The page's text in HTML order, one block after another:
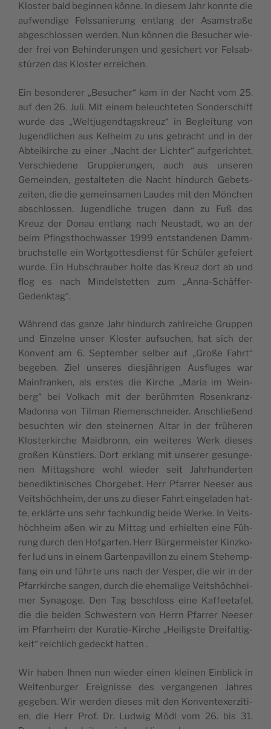
Klos­ter bald begin­nen kön­ne. In die­sem Jahr konn­te die
auf­wen­di­ge Fels­sa­nie­rung ent­lang der Asam­stra­ße
abge­schlos­sen wer­den. Nun kön­nen die Besu­cher wie­
der frei von Behin­de­run­gen und gesi­chert vor Fels­ab­
stür­zen das Klos­ter erreichen.
Ein beson­de­rer „Besu­cher“ kam in der Nacht vom 25.
auf den 26. Juli. Mit einem beleuch­te­ten Son­der­schiff
wur­de das „Welt­ju­gend­tags­kreuz“ in Beglei­tung von
Jugend­li­chen aus Kel­heim zu uns gebracht und in der
Abtei­kir­che zu einer „Nacht der Lich­ter“ auf­ge­rich­tet.
Ver­schie­de­ne Grup­pie­run­gen, auch aus unse­ren
Gemein­den, gestal­te­ten die Nacht hin­durch Gebets­
zei­ten, die die gemein­sa­men Lau­des mit den Mön­chen
abschlos­sen. Jugend­li­che tru­gen dann zu Fuß das
Kreuz der Donau ent­lang nach Neu­stadt, wo an der
beim Pfingst­hoch­was­ser 1999 ent­stan­de­nen Damm­
bruch­stel­le ein Wort­got­tes­dienst für Schü­ler gefei­ert
wur­de. Ein Hub­schrau­ber hol­te das Kreuz dort ab und
flog es nach Min­del­stet­ten zum „Anna-Schäf­fer-
Gedenk­tag“.
Wäh­rend das gan­ze Jahr hin­durch zahl­rei­che Grup­pen
und Ein­zel­ne unser Klos­ter auf­su­chen, hat sich der
Kon­vent am 6. Sep­tem­ber sel­ber auf „Gro­ße Fahrt“
bege­ben. Ziel unse­res dies­jäh­ri­gen Aus­flu­ges war
Main­fran­ken, als ers­tes die Kir­che „Maria im Wein­
berg“ bei Vol­kach mit der berühm­ten Rosen­kranz-
Madon­na von Til­man Rie­men­schnei­der. Anschlie­ßend
besuch­ten wir den stei­ner­nen Altar in der frü­he­ren
Klos­ter­kir­che Maid­bronn, ein wei­te­res Werk die­ses
gro­ßen Künst­lers. Dort erklang mit unse­rer gesun­ge­
nen Mit­tagshore wohl wie­der seit Jahr­hun­der­ten
bene­dik­t­i­ni­sches Chor­ge­bet. Herr Pfar­rer Nee­ser aus
Veits­höch­heim, der uns zu die­ser Fahrt ein­ge­la­den hat­
te, erklär­te uns sehr fach­kun­dig bei­de Wer­ke. In Veits­
höch­heim aßen wir zu Mit­tag und erhiel­ten eine Füh­
rung durch den Hof­gar­ten. Herr Bür­ger­meis­ter Kinz­ko­
fer lud uns in einem Gar­ten­pa­vil­lon zu einem Steh­emp­
fang ein und führ­te uns nach der Ves­per, die wir in der
Pfarr­kir­che san­gen, durch die ehe­ma­li­ge Veits­höch­hei­
mer Syn­ago­ge. Den Tag beschloss eine Kaf­fee­ta­fel,
die die bei­den Schwes­tern von Herrn Pfar­rer Nee­ser
im Pfarr­heim der Kura­tie-Kir­che „Hei­ligs­te Drei­fal­tig­
keit“ reich­lich gedeckt hatten .
Wir haben Ihnen nun wie­der einen klei­nen Ein­blick in
Wel­ten­bur­ger Ereig­nis­se des ver­gan­ge­nen Jah­res
gege­ben. Wir wer­den die­ses mit den Kon­vent­ex­er­zi­ti­
en, die Herr Prof. Dr. Lud­wig Mödl vom 26. bis 31.